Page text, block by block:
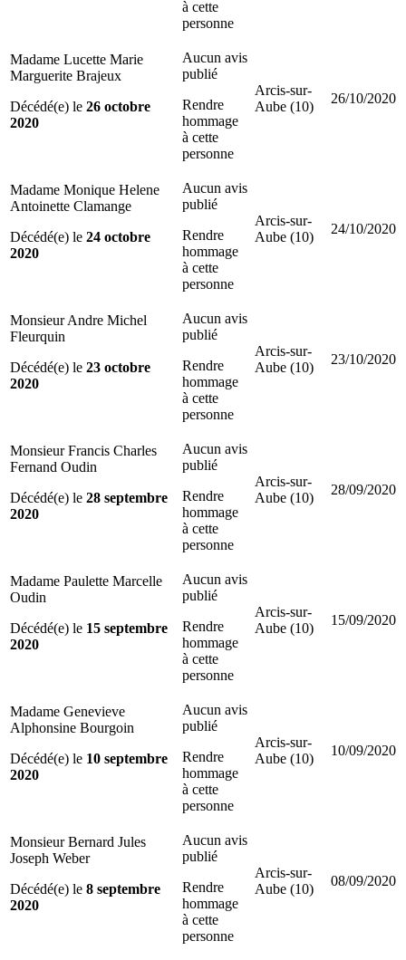
à cette
personne
Madame Lucette Marie
Marguerite Brajeux
Décédé(e) le 26 octobre
2020
Aucun avis
publié
Rendre
hommage
à cette
personne
Arcis-sur-
Aube (10)
26/10/2020
Madame Monique Helene
Antoinette Clamange
Décédé(e) le 24 octobre
2020
Aucun avis
publié
Rendre
hommage
à cette
personne
Arcis-sur-
Aube (10)
24/10/2020
Monsieur Andre Michel
Fleurquin
Décédé(e) le 23 octobre
2020
Aucun avis
publié
Rendre
hommage
à cette
personne
Arcis-sur-
Aube (10)
23/10/2020
Monsieur Francis Charles
Fernand Oudin
Décédé(e) le 28 septembre
2020
Aucun avis
publié
Rendre
hommage
à cette
personne
Arcis-sur-
Aube (10)
28/09/2020
Madame Paulette Marcelle
Oudin
Décédé(e) le 15 septembre
2020
Aucun avis
publié
Rendre
hommage
à cette
personne
Arcis-sur-
Aube (10)
15/09/2020
Madame Genevieve
Alphonsine Bourgoin
Décédé(e) le 10 septembre
2020
Aucun avis
publié
Rendre
hommage
à cette
personne
Arcis-sur-
Aube (10)
10/09/2020
Monsieur Bernard Jules
Joseph Weber
Décédé(e) le 8 septembre
2020
Aucun avis
publié
Rendre
hommage
à cette
personne
Arcis-sur-
Aube (10)
08/09/2020